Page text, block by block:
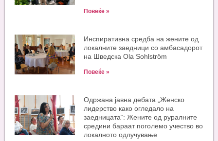
Повеќе »
Инспиративна средба на жените од
локалните заедници со амбасадорот
на Шведска Ola Sohlström
Повеќе »
Одржана јавна дебата „Женско
лидерство како огледало на
заедницата“: Жените од руралните
средини бараат поголемо учество во
локалното одлучување